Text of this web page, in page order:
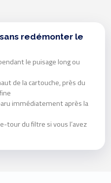
redémonter le
le puisage long ou
de la cartouche, près du
immédiatement après la
tour du filtre si vous l’avez